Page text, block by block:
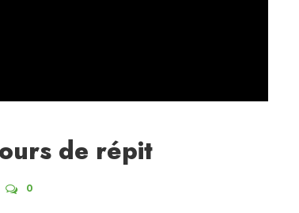
de répit
0